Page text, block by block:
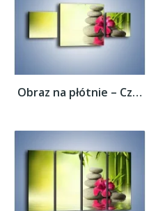
Obraz na płótnie – Czerwony sen o kwiatach...